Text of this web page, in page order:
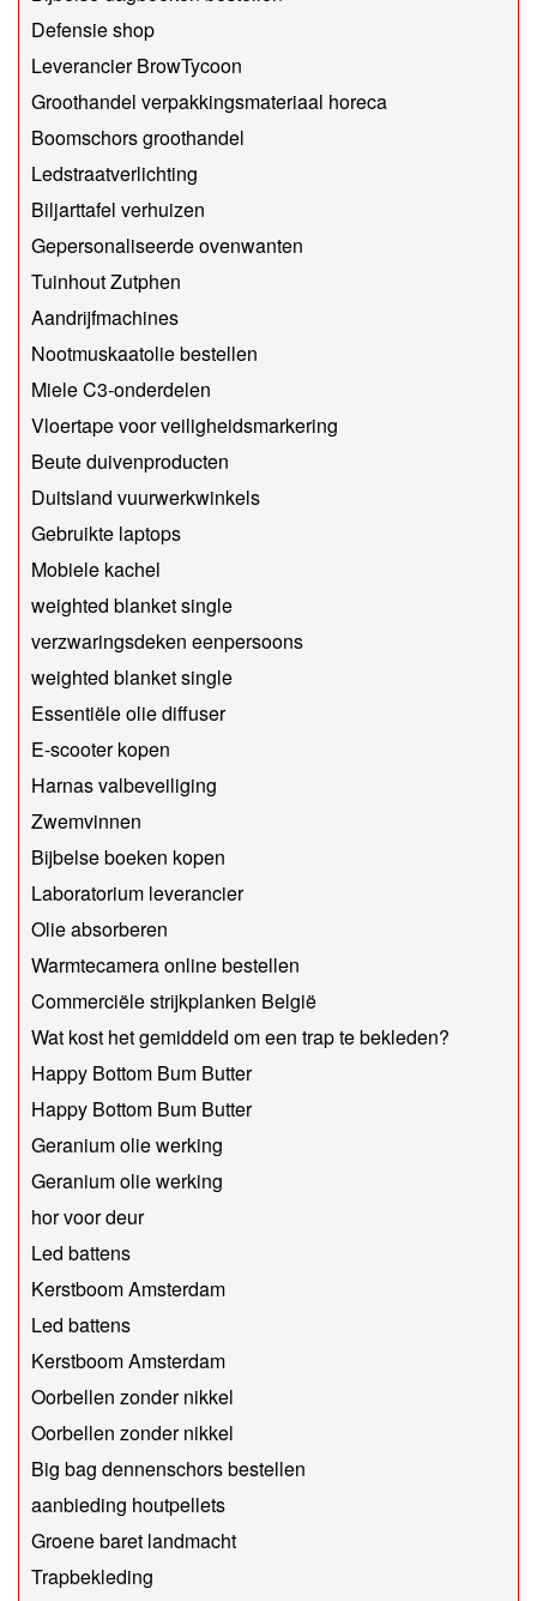
Defensie shop
Leverancier BrowTycoon
Groothandel verpakkingsmateriaal horeca
Boomschors groothandel
Ledstraatverlichting
Biljarttafel verhuizen
Gepersonaliseerde ovenwanten
Tuinhout Zutphen
Aandrijfmachines
Nootmuskaatolie bestellen
Miele C3-onderdelen
Vloertape voor veiligheidsmarkering
Beute duivenproducten
Duitsland vuurwerkwinkels
Gebruikte laptops
Mobiele kachel
weighted blanket single
verzwaringsdeken eenpersoons
weighted blanket single
Essentiële olie diffuser
E-scooter kopen
Harnas valbeveiliging
Zwemvinnen
Bijbelse boeken kopen
Laboratorium leverancier
Olie absorberen
Warmtecamera online bestellen
Commerciële strijkplanken België
Wat kost het gemiddeld om een trap te bekleden?
Happy Bottom Bum Butter
Happy Bottom Bum Butter
Geranium olie werking
Geranium olie werking
hor voor deur
Led battens
Kerstboom Amsterdam
Led battens
Kerstboom Amsterdam
Oorbellen zonder nikkel
Oorbellen zonder nikkel
Big bag dennenschors bestellen
aanbieding houtpellets
Groene baret landmacht
Trapbekleding